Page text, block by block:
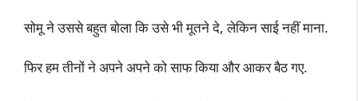
सोमू ने उससे बहुत बोला कि उसे भी मूतने दे, लेकिन साई नहीं माना.
फिर हम तीनों ने अपने अपने को साफ किया और आकर बैठ गए.